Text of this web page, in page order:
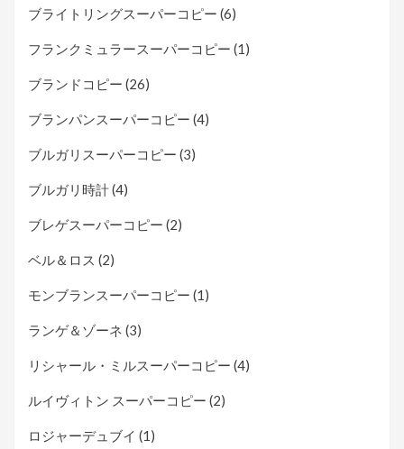
ブライトリングスーパーコピー (6)
フランクミュラースーパーコピー (1)
ブランドコピー (26)
ブランパンスーパーコピー (4)
ブルガリスーパーコピー (3)
ブルガリ時計(4)
ブレゲスーパーコピー (2)
ベル＆ロス (2)
モンブランスーパーコピー (1)
ランゲ＆ゾーネ (3)
リシャール・ミルスーパーコピー (4)
ルイヴィトン スーパーコピー (2)
ロジャーデュブイ (1)